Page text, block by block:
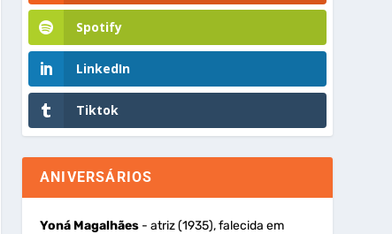
Spotify
LinkedIn
Tiktok
ANIVERSÁRIOS
Yoná Magalhães- atriz (1935), falecida em